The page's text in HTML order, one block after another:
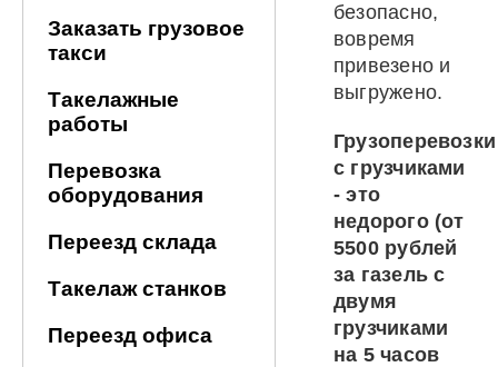
Заказать грузовое
такси
Такелажные
работы
Перевозка
оборудования
Переезд склада
Такелаж станков
Переезд офиса
безопасно,
вовремя
привезено и
выгружено.
Грузоперевозки
с грузчиками
- это
недорого (от
5500 рублей
за газель с
двумя
грузчиками
на 5 часов